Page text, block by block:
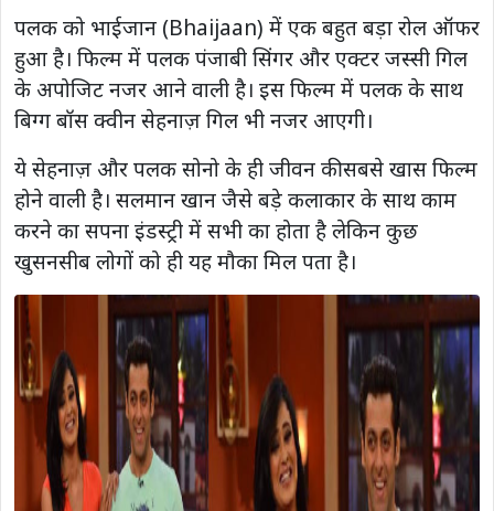
पलक को भाईजान (Bhaijaan) में एक बहुत बड़ा रोल ऑफर
हुआ है। फिल्म में पलक पंजाबी सिंगर और एक्टर जस्सी गिल
के अपोजिट नजर आने वाली है। इस फिल्म में पलक के साथ
बिग्ग बॉस क्वीन सेहनाज़ गिल भी नजर आएगी।
ये सेहनाज़ और पलक सोनो के ही जीवन की सबसे खास फिल्म
होने वाली है। सलमान खान जैसे बड़े कलाकार के साथ काम
करने का सपना इंडस्ट्री में सभी का होता है लेकिन कुछ
खुसनसीब लोगों को ही यह मौका मिल पता है।